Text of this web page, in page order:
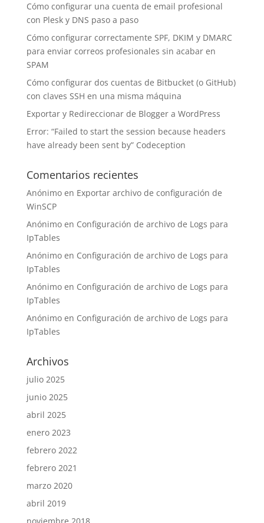
Cómo configurar una cuenta de email profesional
con Plesk y DNS paso a paso
Cómo configurar correctamente SPF, DKIM y DMARC
para enviar correos profesionales sin acabar en
SPAM
Cómo configurar dos cuentas de Bitbucket (o GitHub)
con claves SSH en una misma máquina
Exportar y Redireccionar de Blogger a WordPress
Error: “Failed to start the session because headers
have already been sent by” Codeception
Comentarios recientes
Anónimoen Exportar archivo de configuración de
WinSCP
Anónimoen Configuración de archivo de Logs para
IpTables
Anónimoen Configuración de archivo de Logs para
IpTables
Anónimoen Configuración de archivo de Logs para
IpTables
Anónimoen Configuración de archivo de Logs para
IpTables
Archivos
julio 2025
junio 2025
abril 2025
enero 2023
febrero 2022
febrero 2021
marzo 2020
abril 2019